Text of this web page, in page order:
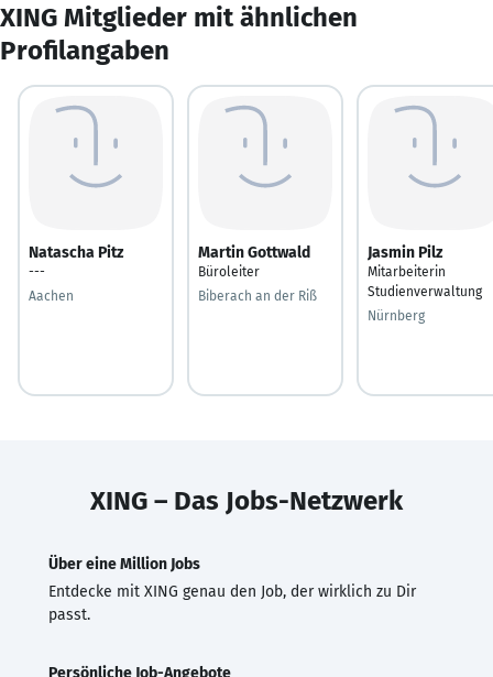
XING Mitglieder mit ähnlichen
Profilangaben
Natascha Pitz
---
Aachen
Martin Gottwald
Büroleiter
Biberach an der Riß
Jasmin Pilz
Mitarbeiterin
Studienverwaltung
Nürnberg
XING – Das Jobs-Netzwerk
Über eine Million Jobs
Entdecke mit XING genau den Job, der wirklich zu Dir
passt.
Persönliche Job-Angebote